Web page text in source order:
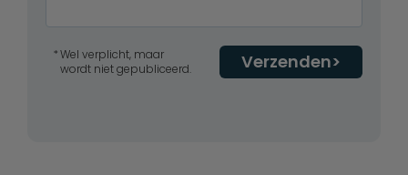
Verzenden
Wel verplicht, maar
wordt niet gepubliceerd.